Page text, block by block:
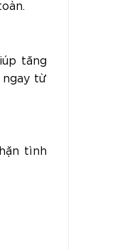
tăng
từ
tình